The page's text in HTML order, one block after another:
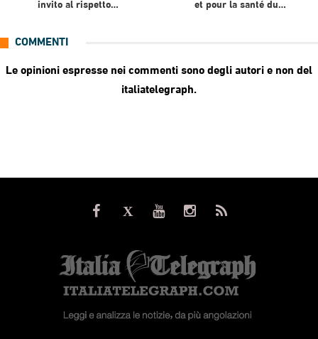
invito al rispetto…
et pour la santé du…
COMMENTI
Le opinioni espresse nei commenti sono degli autori e non del
italiatelegraph.